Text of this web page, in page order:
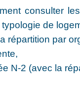
consulter
de
répartition par
N-2 (avec la